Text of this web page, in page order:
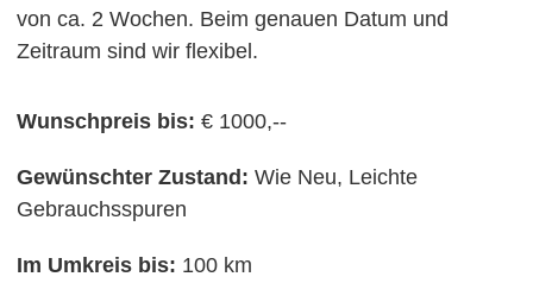
von ca. 2 Wochen. Beim genauen Datum und
Zeitraum sind wir flexibel.
Wunschpreis bis: € 1000,--
Gewünschter Zustand: Wie Neu, Leichte
Gebrauchsspuren
Im Umkreis bis: 100 km